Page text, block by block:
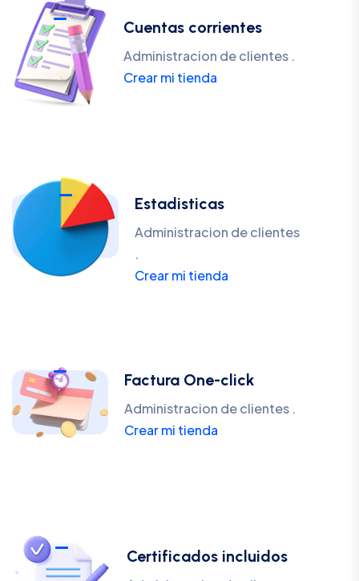
Cuentas corrientes
Administracion de clientes .
Crear mi tienda
Estadisticas
Administracion de clientes
.
Crear mi tienda
Factura One-click
Administracion de clientes .
Crear mi tienda
Certificados incluidos